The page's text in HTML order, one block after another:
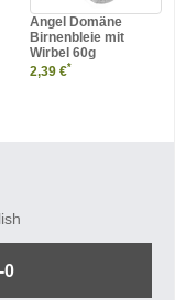
Angel Domäne
Birnenbleie mit
Wirbel 60g
2,39 €*
0